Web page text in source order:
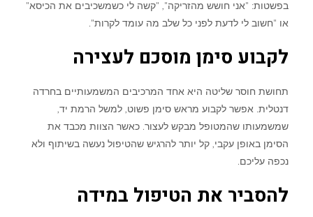
בפשטות: "אני חושש מהזריקה", "קשה לי כשמשכיבים את הכיסא"
או "חשוב לי לדעת לפני כל שלב מה עומד לקרות".
לקבוע סימן מוסכם לעצירה
תחושת חוסר שליטה היא אחד המרכיבים המשמעותיים בחרדה
דנטלית. אפשר לקבוע מראש סימן פשוט, למשל הרמת יד,
שמשמעותו שהמטופל מבקש לעצור. כאשר הצוות מכבד את
הסימן באופן עקבי, קל יותר להרגיש שהטיפול נעשה בשיתוף ולא
נכפה עליכם.
להסביר את הטיפול במידה